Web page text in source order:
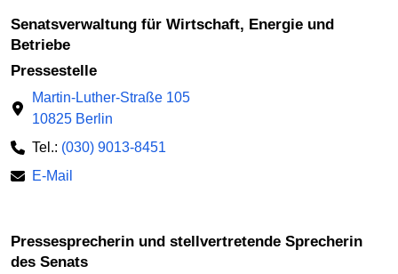
Senatsverwaltung für Wirtschaft, Energie und
Betriebe
Pressestelle
Martin-Luther-Straße 105
10825 Berlin
Tel.: (030) 9013-8451
E-Mail
Pressesprecherin und stellvertretende Sprecherin
des Senats